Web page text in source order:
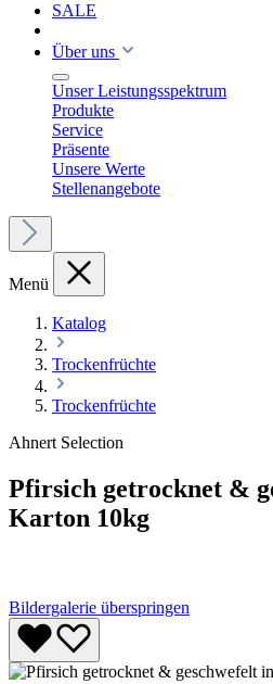
SALE
Über uns
Unser Leistungsspektrum
Produkte
Service
Präsente
Unsere Werte
Stellenangebote
Menü
Katalog
Trockenfrüchte
Trockenfrüchte
Ahnert Selection
Pfirsich getrocknet &
Karton 10kg
Bildergalerie überspringen